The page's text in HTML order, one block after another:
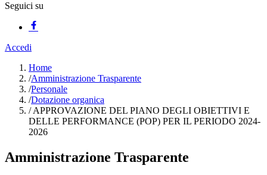
Seguici su
Accedi
Home
/Amministrazione Trasparente
/Personale
/Dotazione organica
/APPROVAZIONE DEL PIANO DEGLI OBIETTIVI E
DELLE PERFORMANCE (POP) PER IL PERIODO 2024-
2026
Amministrazione Trasparente